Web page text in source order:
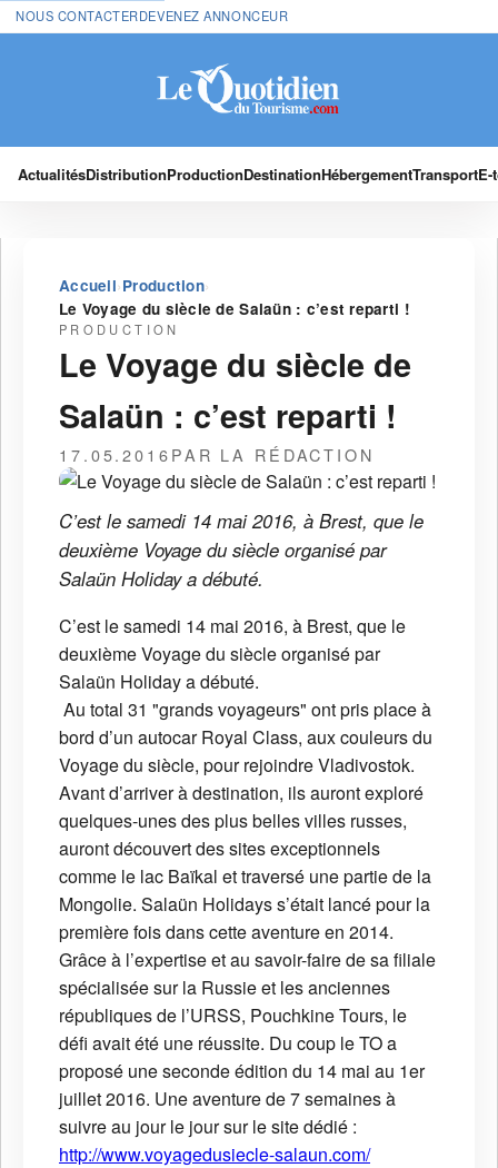
NOUS CONTACTERDEVENEZ ANNONCEUR
ActualitésDistributionProductionDestinationHébergementTransport
Accueil›Production›
Le Voyage du siècle de Salaün : c’est reparti !
PRODUCTION
Le Voyage du siècle de
Salaün : c’est reparti !
17.05.2016PAR LA RÉDACTION
C’est le samedi 14 mai 2016, à Brest, que le
deuxième Voyage du siècle organisé par
Salaün Holiday a débuté.
C’est le samedi 14 mai 2016, à Brest, que le
deuxième Voyage du siècle organisé par
Salaün Holiday a débuté.
Au total 31 "grands voyageurs" ont pris place à
bord d’un autocar Royal Class, aux couleurs du
Voyage du siècle, pour rejoindre Vladivostok.
Avant d’arriver à destination, ils auront exploré
quelques-unes des plus belles villes russes,
auront découvert des sites exceptionnels
comme le lac Baïkal et traversé une partie de la
Mongolie. Salaün Holidays s’était lancé pour la
première fois dans cette aventure en 2014.
Grâce à l’expertise et au savoir-faire de sa filiale
spécialisée sur la Russie et les anciennes
républiques de l’URSS, Pouchkine Tours, le
défi avait été une réussite. Du coup le TO a
proposé une seconde édition du 14 mai au 1er
juillet 2016. Une aventure de 7 semaines à
suivre au jour le jour sur le site dédié :
http://www.voyagedusiecle-salaun.com/